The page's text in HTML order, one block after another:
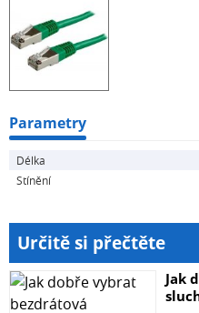
Barva: zelená
Parametry
Délka
Stínění
Určitě si přečtěte
Jak